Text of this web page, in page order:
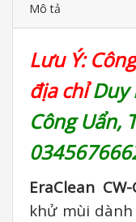
Mô tả
Lưu Ý:
địa chỉDuy
Công Uẩn,
EraClean CW-
khử mùi